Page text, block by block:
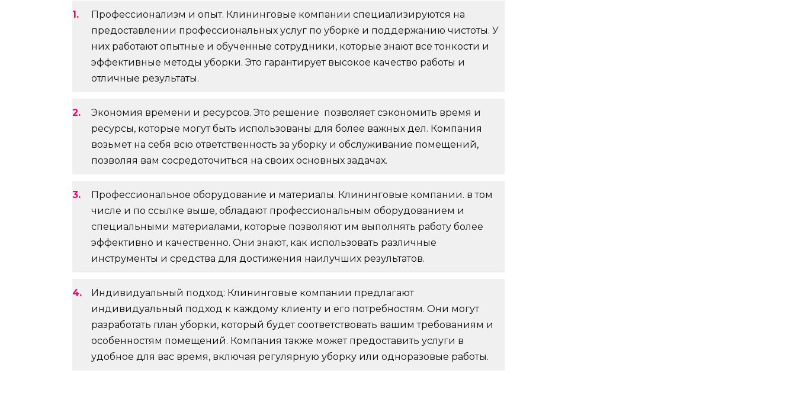
Профессионализм и опыт. Клининговые компании специализируются на
предоставлении профессиональных услуг по уборке и поддержанию чистоты. У
них работают опытные и обученные сотрудники, которые знают все тонкости и
эффективные методы уборки. Это гарантирует высокое качество работы и
отличные результаты.
Экономия времени и ресурсов. Это решение позволяет сэкономить время и
ресурсы, которые могут быть использованы для более важных дел. Компания
возьмет на себя всю ответственность за уборку и обслуживание помещений,
позволяя вам сосредоточиться на своих основных задачах.
Профессиональное оборудование и материалы. Клининговые компании. в том
числе и по ссылке выше, обладают профессиональным оборудованием и
специальными материалами, которые позволяют им выполнять работу более
эффективно и качественно. Они знают, как использовать различные
инструменты и средства для достижения наилучших результатов.
Индивидуальный подход: Клининговые компании предлагают
индивидуальный подход к каждому клиенту и его потребностям. Они могут
разработать план уборки, который будет соответствовать вашим требованиям и
особенностям помещений. Компания также может предоставить услуги в
удобное для вас время, включая регулярную уборку или одноразовые работы.